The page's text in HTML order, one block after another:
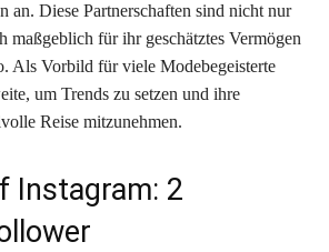
an. Diese Partnerschaften sind nicht nur
maßgeblich für ihr geschätztes Vermögen
Als Vorbild für viele Modebegeisterte
um Trends zu setzen und ihre
Reise mitzunehmen.
Instagram: 2